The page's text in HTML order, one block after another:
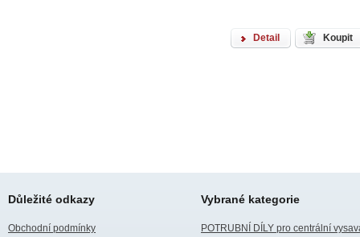
Detail Koupit
Důležité odkazy
Obchodní podmínky
Vybrané kategorie
POTRUBNÍ DÍLY pro centrální